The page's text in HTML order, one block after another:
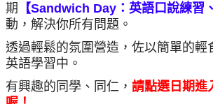
期
【Sandwich Day：英語口說練習
動，解決你所有問題。
透過輕鬆的氛圍營造，佐以簡單的輕
英語學習中。
有興趣的同學、同仁，請點選日期進